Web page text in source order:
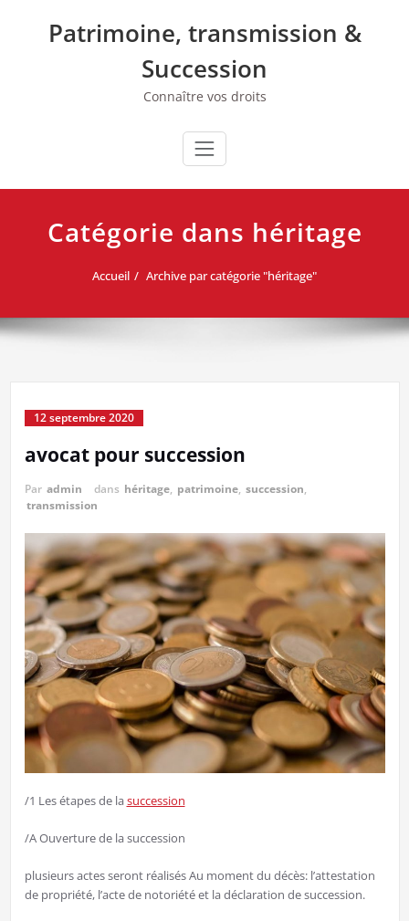
Patrimoine, transmission &
Succession
Connaître vos droits
Catégorie dans héritage
Accueil Archive par catégorie "héritage"
12 septembre 2020
avocat pour succession
Par admin dans héritage, patrimoine, succession,
transmission
/1 Les étapes de lasuccession
/A Ouverture de la succession
plusieurs actes seront réalisés Au moment du décès: l’attestation
de propriété, l’acte de notoriété et la déclaration de succession.